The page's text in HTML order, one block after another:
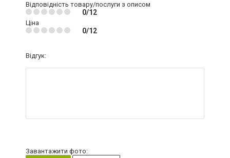
Відповідність товару/послуги з описом
0/12
Ціна
0/12
Відгук:
Завантажити фото: